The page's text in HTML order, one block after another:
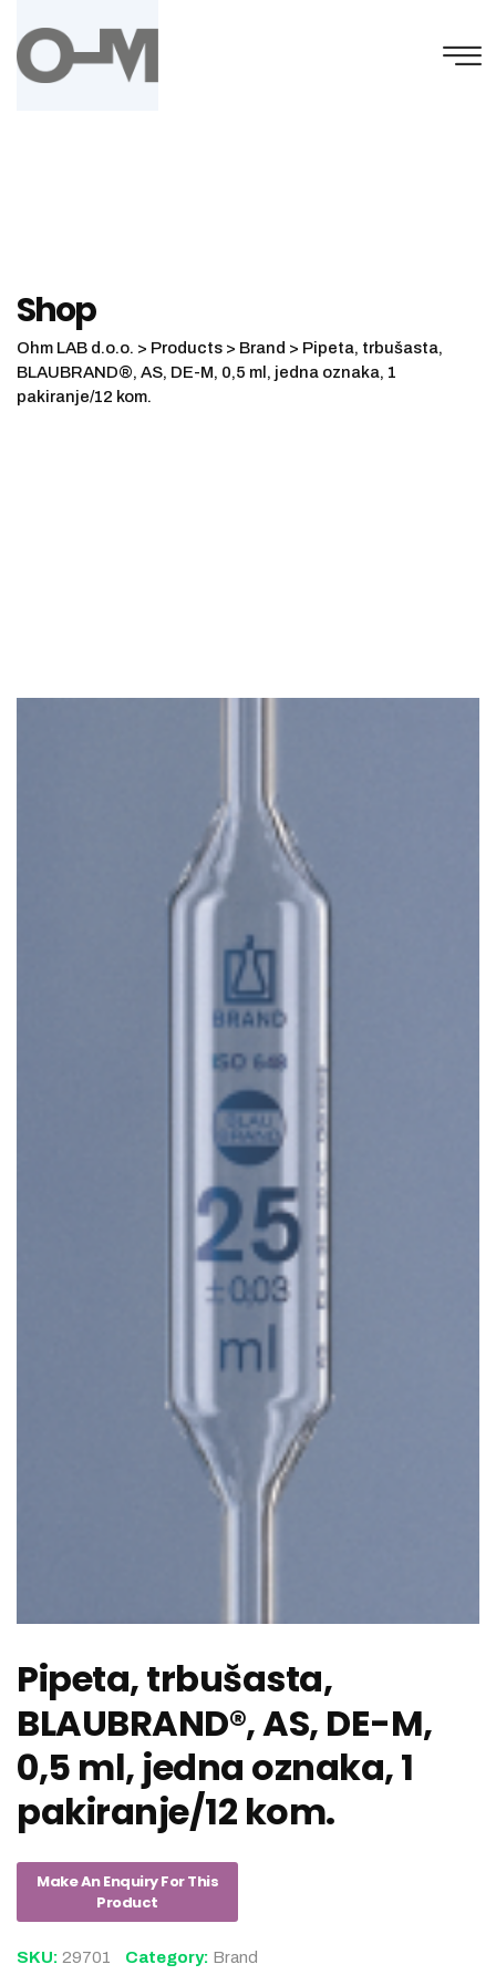
content
Shop
Ohm LAB d.o.o. > Products > Brand > Pipeta, trbušasta,
BLAUBRAND®, AS, DE-M, 0,5 ml, jedna oznaka, 1
pakiranje/12 kom.
Pipeta, trbušasta,
BLAUBRAND®, AS, DE-M,
0,5 ml, jedna oznaka, 1
pakiranje/12 kom.
SKU: 29701 Category: Brand